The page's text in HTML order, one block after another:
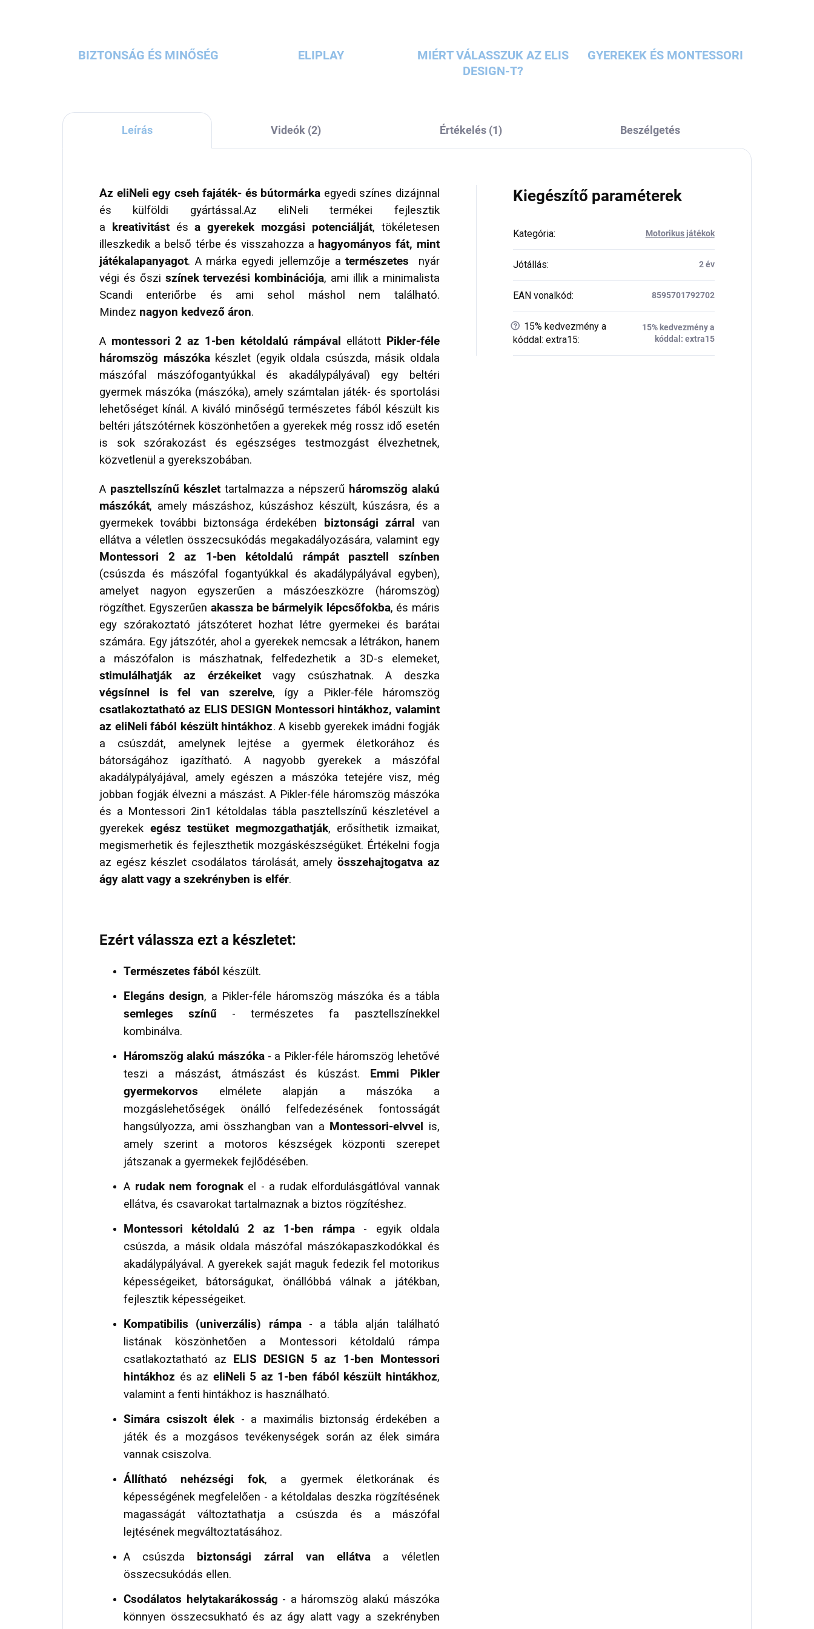
BIZTONSÁG ÉS MINŐSÉG ELIPLAY
MIÉRT VÁLASSZUK AZ ELIS
DESIGN-T?
GYEREKEK ÉS MONTESSORI
Leírás Videók (2) Értékelés (1) Beszélgetés
Az eliNeli egy cseh fajáték- és bútormárka egyedi színes dizájnnal
és külföldi gyártással.Az eliNeli termékei fejlesztik
a
kreativitástésa gyerekek mozgási potenciálját, tökéletesen
illeszkedik a belső térbe és visszahozza a hagyományos fát, mint
játékalapanyagot. A márka egyedi jellemzője a természetes nyár
végi és őszi színek tervezési kombinációja, ami illik a minimalista
Scandi enteriőrbe és ami sehol máshol nem található.
Mindez nagyon kedvező áron.
A montessori 2 az 1-ben kétoldalú rámpával ellátott Pikler-féle
háromszög mászókakészlet (egyik oldala csúszda, másik oldala
mászófal mászófogantyúkkal és akadálypályával) egy beltéri
gyermek mászóka (mászóka), amely számtalan játék- és sportolási
lehetőséget kínál. A kiváló minőségű természetes fából készült kis
beltéri játszótérnek köszönhetően a gyerekek még rossz idő esetén
is sok szórakozást és egészséges testmozgást élvezhetnek,
közvetlenül a gyerekszobában.
A pasztellszínű készlettartalmazza a népszerű háromszög alakú
mászókát, amely mászáshoz, kúszáshoz készült, kúszásra, és a
gyermekek további biztonsága érdekében
biztonsági zárral
van
ellátva a véletlen összecsukódás megakadályozására, valamint egy
Montessori 2 az 1-ben kétoldalú rámpát pasztell színben
(csúszda és mászófal fogantyúkkal és akadálypályával egyben),
amelyet nagyon egyszerűen a mászóeszközre (háromszög)
rögzíthet. Egyszerűen akassza be bármelyik lépcsőfokba, és máris
egy szórakoztató játszóteret hozhat létre gyermekei és barátai
számára. Egy játszótér, ahol a gyerekek nemcsak a létrákon, hanem
a mászófalon is mászhatnak, felfedezhetik a 3D-s elemeket,
stimulálhatják az érzékeiketvagy csúszhatnak. A deszka
végsínnel is fel van szerelve, így a Pikler-féle háromszög
csatlakoztatható az ELIS DESIGN Montessori hintákhoz, valamint
az eliNeli fából készült hintákhoz. A kisebb gyerekek imádni fogják
a csúszdát, amelynek lejtése a gyermek életkorához és
bátorságához igazítható. A nagyobb gyerekek a mászófal
akadálypályájával, amely egészen a mászóka tetejére visz, még
jobban fogják élvezni a mászást. A Pikler-féle háromszög mászóka
és a Montessori 2in1 kétoldalas tábla pasztellszínű készletével a
gyerekek egész testüket megmozgathatják, erősíthetik izmaikat,
megismerhetik és fejleszthetik mozgáskészségüket. Értékelni fogja
az egész készlet csodálatos tárolását, amely összehajtogatva az
ágy alatt vagy a szekrényben is elfér.
Ezért válassza ezt a készletet:
Természetes fából készült.
Elegáns design, a Pikler-féle háromszög mászóka és a tábla
semleges színű - természetes fa pasztellszínekkel
kombinálva.
Háromszög alakú mászóka- a Pikler-féle háromszög lehetővé
teszi a mászást, átmászást és kúszást.
Emmi Pikler
gyermekorvos elmélete alapján a mászóka a
mozgáslehetőségek önálló felfedezésének fontosságát
hangsúlyozza, ami összhangban van a Montessori-elvvel
is,
amely szerint a motoros készségek központi szerepet
játszanak a gyermekek fejlődésében.
A rudak nem forognakel - a rudak elfordulásgátlóval vannak
ellátva, és csavarokat tartalmaznak a biztos rögzítéshez.
Montessori kétoldalú 2 az 1-ben rámpa - egyik oldala
csúszda, a másik oldala mászófal mászókapaszkodókkal és
akadálypályával. A gyerekek saját maguk fedezik fel motorikus
képességeiket, bátorságukat, önállóbbá válnak a játékban,
fejlesztik képességeiket.
Kompatibilis (univerzális) rámpa - a tábla alján található
listának köszönhetően a Montessori kétoldalú rámpa
csatlakoztatható az
ELIS DESIGN 5 az 1-ben Montessori
hintákhoz és az eliNeli 5 az 1-ben fából készült hintákhoz,
valamint a fenti hintákhoz is használható.
Simára csiszolt élek - a maximális biztonság érdekében a
játék és a mozgásos tevékenységek során az élek simára
vannak csiszolva.
Állítható nehézségi fok, a gyermek életkorának és
képességének megfelelően - a kétoldalas deszka rögzítésének
magasságát változtathatja a csúszda és a mászófal
lejtésének megváltoztatásához.
A csúszda
biztonsági zárral van ellátva a véletlen
összecsukódás ellen.
Csodálatos helytakarákosság - a háromszög alakú mászóka
könnyen összecsukható és az ágy alatt vagy a szekrényben
Kiegészítő paraméterek
Kategória: Motorikus játékok
Jótállás: 2 év
EAN vonalkód: 8595701792702
? 15% kedvezmény a
kóddal: extra15:
15% kedvezmény a
kóddal: extra15